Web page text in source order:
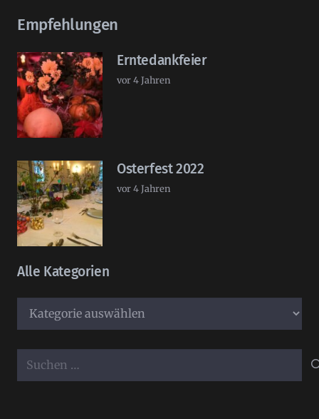
Empfehlungen
Erntedankfeier
vor 4 Jahren
Osterfest 2022
vor 4 Jahren
Alle Kategorien
Alle
Kategorien
Suchen
nach: